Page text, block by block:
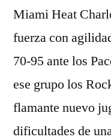
Miami Heat
fuerza con
70-95 ante los
ese grupo los
flamante nuevo
dificultades de